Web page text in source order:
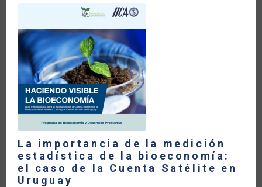
LA
SEGURIDAD
A
RAÍZ
DE
LA
GUERRA
ENTRE
RUSIA
Y
UCRANIA:
EL
PAPEL
DE
LOS
BIOCOMBUSTIBLES
La importancia de la medición
estadística de la bioeconomía:
el caso de la Cuenta Satélite en
Uruguay